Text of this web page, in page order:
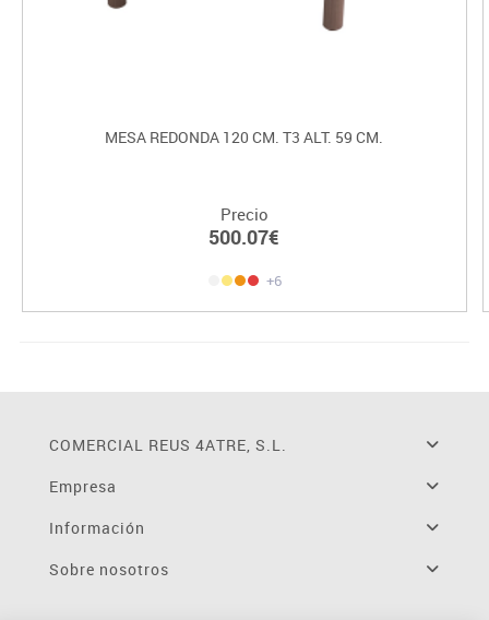
MESA REDONDA 120 CM. T3 ALT. 59 CM.
Precio
500.07€
+6
COMERCIAL REUS 4ATRE, S.L.
Empresa
Información
Sobre nosotros